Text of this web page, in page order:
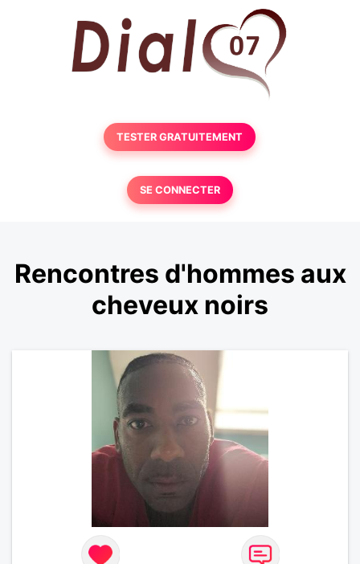
TESTER GRATUITEMENT
SE CONNECTER
Rencontres d'hommes aux
cheveux noirs